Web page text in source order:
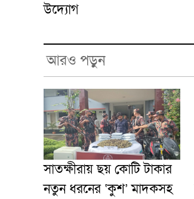
উদ্যোগ
আরও পড়ুন
সাতক্ষীরায় ছয় কোটি টাকার
নতুন ধরনের ‘কুশ’ মাদকসহ